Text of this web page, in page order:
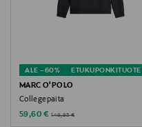
Valmistaja
S Group APS
ALE –60% ETUKUPONKITUOTE
MARC O'POLO
Collegepaita
Discounted Price
59,60 € Original Price
149,95 €